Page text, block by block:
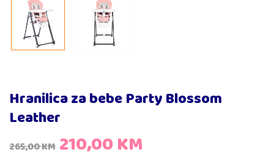
Hranilica za bebe Party Blossom
Leather
265,00KM 210,00KM